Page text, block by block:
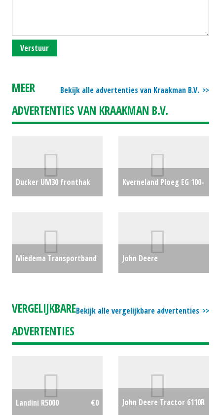
Verstuur
Bekijk alle advertenties van Kraakman B.V.
MEER
ADVERTENTIES VAN KRAAKMAN B.V.
Ducker UM30 fronthak
Kverneland Ploeg EG 100-
Miedema Transportband
John Deere
#24929
Bekijk alle vergelijkbare advertenties
VERGELIJKBARE
ADVERTENTIES
Landini R5000 €0
John Deere Tractor 6110R